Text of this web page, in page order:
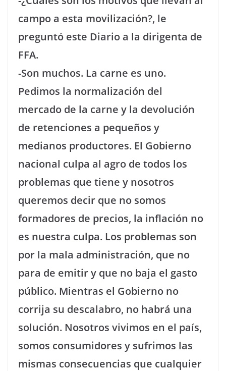
campo a esta movilización?, le
preguntó este Diario a la dirigenta de
FFA.
-Son muchos. La carne es uno.
Pedimos la normalización del
mercado de la carne y la devolución
de retenciones a pequeños y
medianos productores. El Gobierno
nacional culpa al agro de todos los
problemas que tiene y nosotros
queremos decir que no somos
formadores de precios, la inflación no
es nuestra culpa. Los problemas son
por la mala administración, que no
para de emitir y que no baja el gasto
público. Mientras el Gobierno no
corrija su descalabro, no habrá una
solución. Nosotros vivimos en el país,
somos consumidores y sufrimos las
mismas consecuencias que cualquier